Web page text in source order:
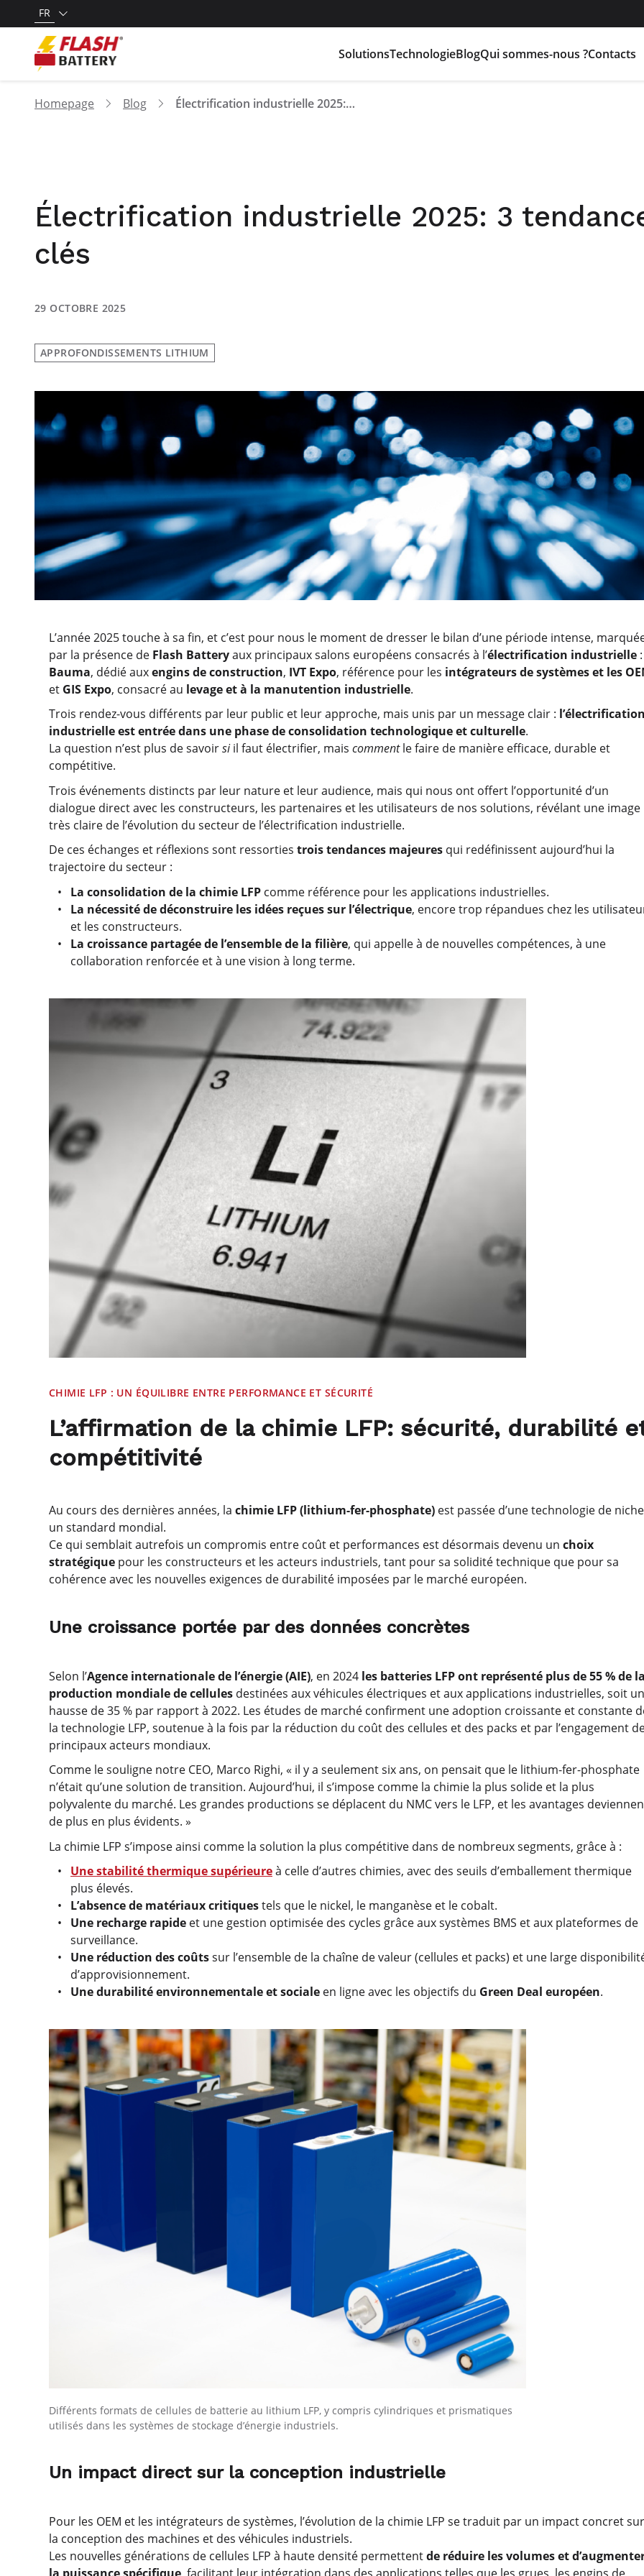
FR
SolutionsTechnologieBlogQui sommes-nous ?Contacts
Homepage Blog Électrification industrielle 2025: 3 tendances clés
Électrification industrielle 2025: 3
clés
29 OCTOBRE 2025
APPROFONDISSEMENTS LITHIUM
L’année 2025 touche à sa fin, et c’est pour nous le moment de dresser le bilan d’une période intense,
par la présence de Flash Batteryaux principaux salons européens consacrés à l’électrification industrielle :
Bauma, dédié auxengins de construction, IVT Expo, référence pour les intégrateurs de systèmes et les
et GIS Expo, consacré au levage et à la manutention industrielle.
Trois rendez-vous différents par leur public et leur approche, mais unis par un message clair :
industrielle est entrée dans une phase de consolidation technologique et culturelle.
La question n’est plus de savoirsiil faut électrifier, mais commentle faire de manière efficace, durable et
compétitive.
Trois événements distincts par leur nature et leur audience, mais qui nous ont offert l’opportunité d’un
dialogue direct avec les constructeurs, les partenaires et les utilisateurs de nos solutions, révélant une image
très claire de l’évolution du secteur de l’électrification industrielle.
De ces échanges et réflexions sont ressorties trois tendances majeures qui redéfinissent aujourd’hui la
trajectoire du secteur :
La consolidation de la chimie LFP comme référence pour les applications industrielles.
La nécessité de déconstruire les idées reçues sur l’électrique, encore trop répandues chez les
et les constructeurs.
La croissance partagée de l’ensemble de la filière, qui appelle à de nouvelles compétences, à une
collaboration renforcée et à une vision à long terme.
CHIMIE LFP : UN ÉQUILIBRE ENTRE PERFORMANCE ET SÉCURITÉ
L’affirmation de la chimie LFP: sécurité, durabilité
compétitivité
Au cours des dernières années, la chimie LFP (lithium-fer-phosphate) est passée d’une technologie de
un standard mondial.
Ce qui semblait autrefois un compromis entre coût et performances est désormais devenu un choix
stratégique pour les constructeurs et les acteurs industriels, tant pour sa solidité technique que pour sa
cohérence avec les nouvelles exigences de durabilité imposées par le marché européen.
Une croissance portée par des données concrètes
Selon l’Agence internationale de l’énergie (AIE), en 2024 les batteries LFP ont représenté plus de 55 % de
production mondiale de cellules destinées aux véhicules électriques et aux applications industrielles, soit
hausse de 35 % par rapport à 2022. Les études de marché confirment une adoption croissante et constante
la technologie LFP, soutenue à la fois par la réduction du coût des cellules et des packs et par l’engagement
principaux acteurs mondiaux.
Comme le souligne notre CEO, Marco Righi, « il y a seulement six ans, on pensait que le lithium-fer-phosphate
n’était qu’une solution de transition. Aujourd’hui, il s’impose comme la chimie la plus solide et la plus
polyvalente du marché. Les grandes productions se déplacent du NMC vers le LFP, et les avantages
de plus en plus évidents. »
La chimie LFP s’impose ainsi comme la solution la plus compétitive dans de nombreux segments, grâce à :
Une stabilité thermique supérieureà celle d’autres chimies, avec des seuils d’emballement thermique
plus élevés.
L’absence de matériaux critiquestels que le nickel, le manganèse et le cobalt.
Une recharge rapide et une gestion optimisée des cycles grâce aux systèmes BMS et aux plateformes de
surveillance.
Une réduction des coûtssur l’ensemble de la chaîne de valeur (cellules et packs) et une large
d’approvisionnement.
Une durabilité environnementale et sociale en ligne avec les objectifs du Green Deal européen.
Différents formats de cellules de batterie au lithium LFP, y compris cylindriques et prismatiques
utilisés dans les systèmes de stockage d’énergie industriels.
Un impact direct sur la conception industrielle
Pour les OEM et les intégrateurs de systèmes, l’évolution de la chimie LFP se traduit par un impact concret sur
la conception des machines et des véhicules industriels.
Les nouvelles générations de cellules LFP à haute densité permettentde réduire les volumes et